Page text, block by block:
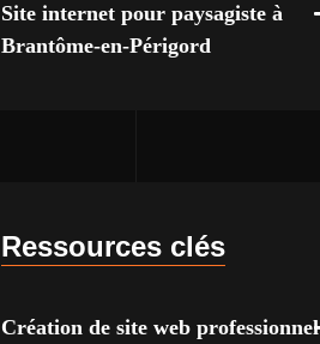
Site internet pour paysagiste à
Brantôme-en-Périgord
Ressources clés
Création de site web professionnel